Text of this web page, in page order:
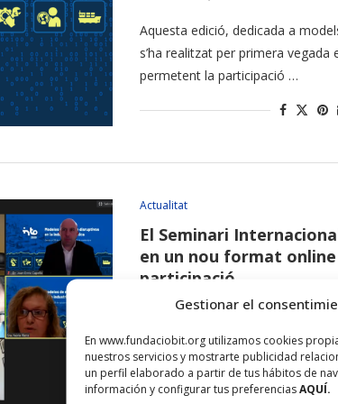
Gestionar el
En www.fundaciobit.org utilizamos cookies
nuestros servicios y mostrarte publicidad
un perfil elaborado a partir de tus hábitos de
información y configurar tus preferenciasAQUÍ.
Aquesta edició, dedicada a
s’ha realitzat per primera
permetent la participació …
Actualitat
El Seminari
en un nou format
participació
octubre 30, 2020
Més de 600 persones s’han
l’esdeveniment que celebra la
models de negoci disruptius …